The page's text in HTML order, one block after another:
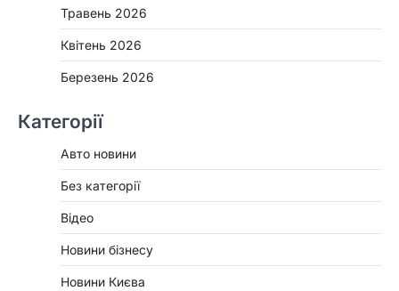
Травень 2026
Квітень 2026
Березень 2026
Категорії
Авто новини
Без категорії
Відео
Новини бізнесу
Новини Києва